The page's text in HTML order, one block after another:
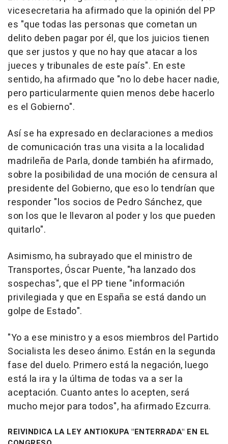
vicesecretaria ha afirmado que la opinión del PP
es "que todas las personas que cometan un
delito deben pagar por él, que los juicios tienen
que ser justos y que no hay que atacar a los
jueces y tribunales de este país". En este
sentido, ha afirmado que "no lo debe hacer nadie,
pero particularmente quien menos debe hacerlo
es el Gobierno".
Así se ha expresado en declaraciones a medios
de comunicación tras una visita a la localidad
madrileña de Parla, donde también ha afirmado,
sobre la posibilidad de una moción de censura al
presidente del Gobierno, que eso lo tendrían que
responder "los socios de Pedro Sánchez, que
son los que le llevaron al poder y los que pueden
quitarlo".
Asimismo, ha subrayado que el ministro de
Transportes, Óscar Puente, "ha lanzado dos
sospechas", que el PP tiene "información
privilegiada y que en España se está dando un
golpe de Estado".
"Yo a ese ministro y a esos miembros del Partido
Socialista les deseo ánimo. Están en la segunda
fase del duelo. Primero está la negación, luego
está la ira y la última de todas va a ser la
aceptación. Cuanto antes lo acepten, será
mucho mejor para todos", ha afirmado Ezcurra.
REIVINDICA LA LEY ANTIOKUPA "ENTERRADA" EN EL